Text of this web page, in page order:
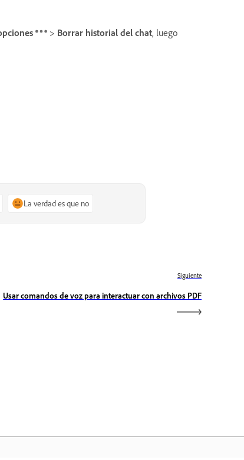
> Borrar historial del chat, luego
La verdad es que no
Siguiente
Usar comandos de voz para interactuar con archivos PDF